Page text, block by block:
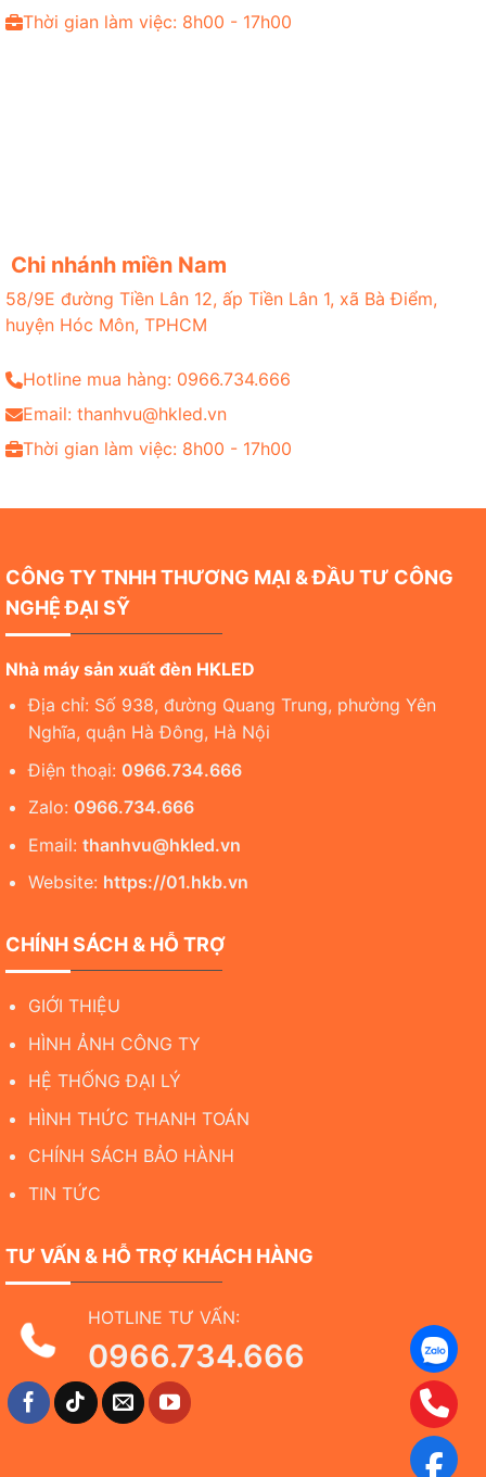
Thời gian làm việc: 8h00 - 17h00
Chi nhánh miền Nam
58/9E đường Tiền Lân 12, ấp Tiền Lân 1, xã Bà Điểm,
huyện Hóc Môn, TPHCM
Hotline mua hàng: 0966.734.666
Email: thanhvu@hkled.vn
Thời gian làm việc: 8h00 - 17h00
CÔNG TY TNHH THƯƠNG MẠI & ĐẦU TƯ CÔNG
NGHỆ ĐẠI SỸ
Nhà máy sản xuất đèn HKLED
Địa chỉ: Số 938, đường Quang Trung, phường Yên
Nghĩa, quận Hà Đông, Hà Nội
Điện thoại: 0966.734.666
Zalo: 0966.734.666
Email: thanhvu@hkled.vn
Website: https://01.hkb.vn
CHÍNH SÁCH & HỖ TRỢ
GIỚI THIỆU
HÌNH ẢNH CÔNG TY
HỆ THỐNG ĐẠI LÝ
HÌNH THỨC THANH TOÁN
CHÍNH SÁCH BẢO HÀNH
TIN TỨC
TƯ VẤN & HỖ TRỢ KHÁCH HÀNG
HOTLINE TƯ VẤN:
0966.734.666